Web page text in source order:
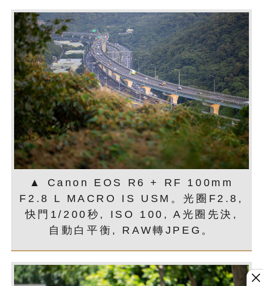
▲ Canon EOS R6 + RF 100mm
F2.8 L MACRO IS USM。光圈F2.8,
快門1/200秒, ISO 100, A光圈先決,
自動白平衡, RAW轉JPEG。